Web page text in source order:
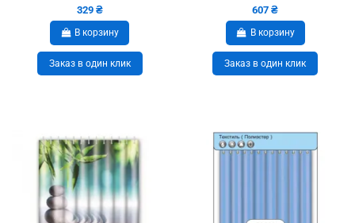
329 ₴
В корзину
Заказ в один клик
607 ₴
В корзину
Заказ в один клик